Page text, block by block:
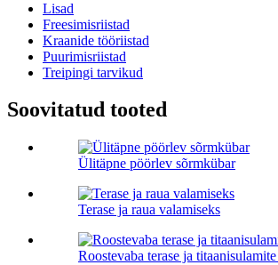
Lisad
Freesimisriistad
Kraanide tööriistad
Puurimisriistad
Treipingi tarvikud
Soovitatud tooted
Ülitäpne pöörlev sõrmkübar
Terase ja raua valamiseks
Roostevaba terase ja